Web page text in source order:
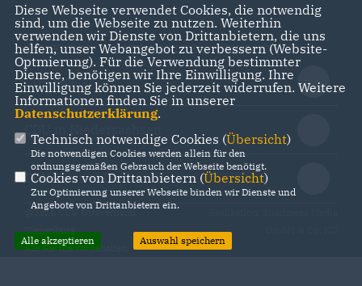
IMPRESSUM DATENSCHUTZ KONTAKT
CDU Goslar
CDU in Niedersachsen
CDU Deutschlands
@2026 CDU Ortsverband
Vienenburg
Alle Rechte vorbehalten.
Diese Webseite verwendet Cookies, die notwendig
sind, um die Webseite zu nutzen. Weiterhin
verwenden wir Dienste von Drittanbietern, die uns
helfen, unser Webangebot zu verbessern (Website-
Optmierung). Für die Verwendung bestimmter
Dienste, benötigen wir Ihre Einwilligung. Ihre
Einwilligung können Sie jederzeit widerrufen. Weitere
Informationen finden Sie in unserer
Datenschutzerklärung.
Technisch notwendige Cookies (Übersicht)
Die notwendigen Cookies werden allein für den
ordnungsgemäßen Gebrauch der Webseite benötigt.
Cookies von Drittanbietern (Übersicht)
Zur Optimierung unserer Webseite binden wir Dienste und
Angebote von Drittanbietern ein.
Alle akzeptieren Auswahl speichern